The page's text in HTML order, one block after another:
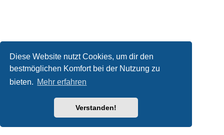
Diese Website nutzt Cookies, um dir den
bestmöglichen Komfort bei der Nutzung zu
bieten. Mehr erfahren
Verstanden!